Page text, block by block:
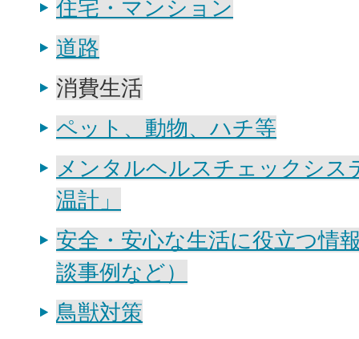
住宅・マンション
道路
消費生活
ペット、動物、ハチ等
メンタルヘルスチェックシス
温計」
安全・安心な生活に役立つ情
談事例など）
鳥獣対策